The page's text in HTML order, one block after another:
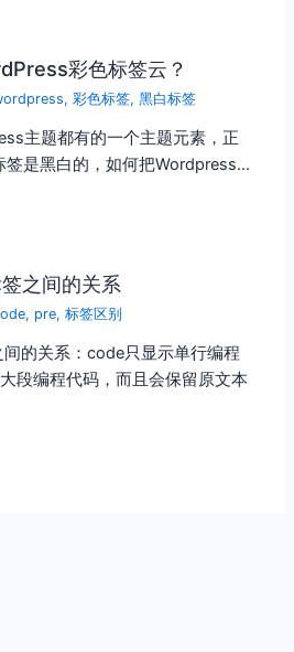
彩色标签云？
,彩色标签,黑白标签
主题都有的一个主题元素，正
是黑白的，如何把Wordpress…
之间的关系
, pre,标签区别
的关系：code只显示单行编程
段编程代码，而且会保留原文本